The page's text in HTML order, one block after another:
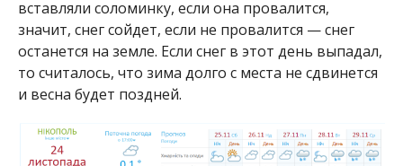
вставляли соломинку, если она провалится,
значит, снег сойдет, если не провалится — снег
останется на земле. Если снег в этот день выпадал,
то считалось, что зима долго с места не сдвинется
и весна будет поздней.